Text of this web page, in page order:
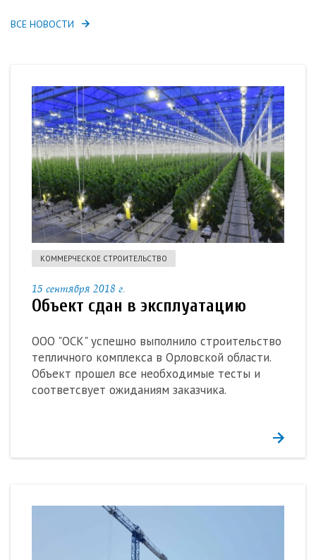
ВСЕ НОВОСТИ
КОММЕРЧЕСКОЕ СТРОИТЕЛЬСТВО
15 сентября 2018 г.
Объект сдан в эксплуатацию
ООО "ОСК" успешно выполнило строительство
тепличного комплекса в Орловской области.
Объект прошел все необходимые тесты и
соответсвует ожиданиям заказчика.